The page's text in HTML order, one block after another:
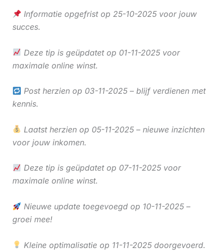
Informatie opgefrist op 25-10-2025 voor jouw
succes.
Deze tip is geüpdatet op 01-11-2025 voor
maximale online winst.
Post herzien op 03-11-2025 – blijf verdienen met
kennis.
Laatst herzien op 05-11-2025 – nieuwe inzichten
voor jouw inkomen.
Deze tip is geüpdatet op 07-11-2025 voor
maximale online winst.
Nieuwe update toegevoegd op 10-11-2025 –
groei mee!
Kleine optimalisatie op 11-11-2025 doorgevoerd.